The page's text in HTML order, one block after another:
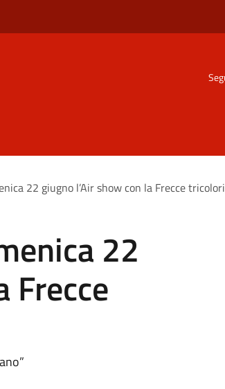
22 giugno l’Air show con la Frecce tricolori
22
Frecce